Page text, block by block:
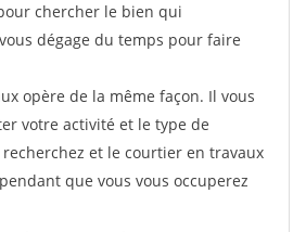
chercher le bien qui
dégage du temps pour faire
opère de la même façon. Il vous
votre activité et le type de
et le courtier en travaux
que vous vous occuperez